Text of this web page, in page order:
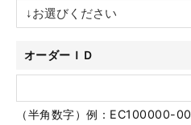
オーダーＩＤ
（半角数字）例：EC100000-